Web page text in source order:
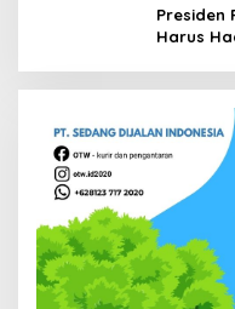
Presiden
Harus